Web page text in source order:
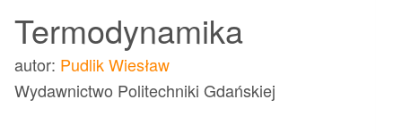
Termodynamika
autor: Pudlik Wiesław
Wydawnictwo Politechniki Gdańskiej